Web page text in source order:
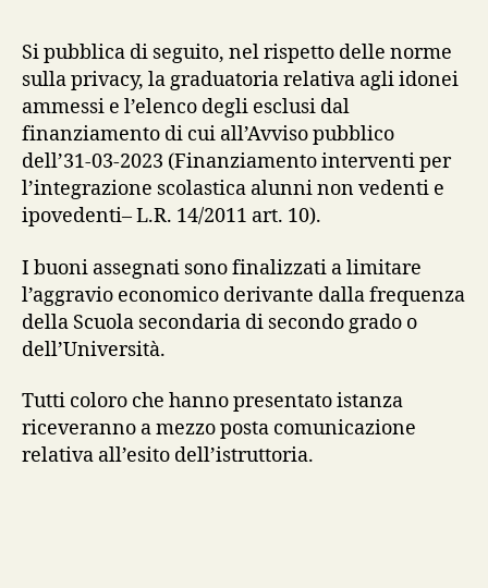
Si pubblica di seguito, nel rispetto delle norme
sulla privacy, la graduatoria relativa agli idonei
ammessi e l’elenco degli esclusi dal
finanziamento di cui all’Avviso pubblico
dell’31-03-2023 (Finanziamento interventi per
l’integrazione scolastica alunni non vedenti e
ipovedenti– L.R. 14/2011 art. 10).
I buoni assegnati sono finalizzati a limitare
l’aggravio economico derivante dalla frequenza
della Scuola secondaria di secondo grado o
dell’Università.
Tutti coloro che hanno presentato istanza
riceveranno a mezzo posta comunicazione
relativa all’esito dell’istruttoria.